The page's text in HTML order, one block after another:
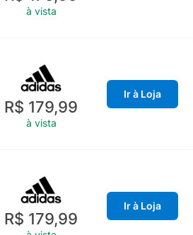
à vista
R$ 179,99
à vista
Ir à Loja
R$ 179,99
Ir à Loja